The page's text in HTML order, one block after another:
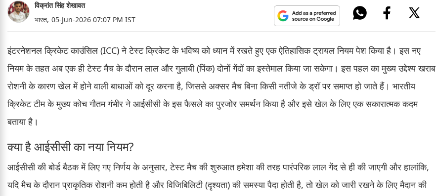
विक्रांत सिंह शेखावत
भारत, 05-Jun-2026 07:07 PM IST
इंटरनेशनल क्रिकेट काउंसिल (ICC) ने टेस्ट क्रिकेट के भविष्य को ध्यान में रखते हुए एक ऐतिहासिक ट्रायल नियम पेश किया है। इस नए
नियम के तहत अब एक ही टेस्ट मैच के दौरान लाल और गुलाबी (पिंक) दोनों गेंदों का इस्तेमाल किया जा सकेगा। इस पहल का मुख्य उद्देश्य खराब
रोशनी के कारण खेल में होने वाली बाधाओं को दूर करना है, जिससे अक्सर मैच बिना किसी नतीजे के ड्रॉ पर समाप्त हो जाते हैं। भारतीय
क्रिकेट टीम के मुख्य कोच गौतम गंभीर ने आईसीसी के इस फैसले का पुरजोर समर्थन किया है और इसे खेल के लिए एक सकारात्मक कदम
बताया है।
क्या है आईसीसी का नया नियम?
आईसीसी की बोर्ड बैठक में लिए गए निर्णय के अनुसार, टेस्ट मैच की शुरुआत हमेशा की तरह पारंपरिक लाल गेंद से ही की जाएगी और हालांकि,
यदि मैच के दौरान प्राकृतिक रोशनी कम होती है और विजिबिलिटी (दृश्यता) की समस्या पैदा होती है, तो खेल को जारी रखने के लिए मैदान की